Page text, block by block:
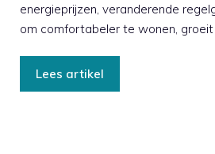
energieprijzen, veranderende
om comfortabeler te wonen, groeit
Lees artikel